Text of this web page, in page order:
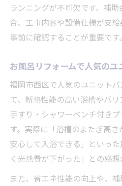
ランニングが不可欠です。補
合、工事内容や設備仕様が支
事前に確認することが重要です。
お風呂リフォームで人気の
福岡市西区で人気のユニット
て、断熱性能の高い浴槽やバリ
手すり・シャワーベンチ付き
す。実際に「浴槽のまたぎ高
安心して入浴できる」といっ
く光熱費が下がった」との感想
また、省エネ性能の向上や、